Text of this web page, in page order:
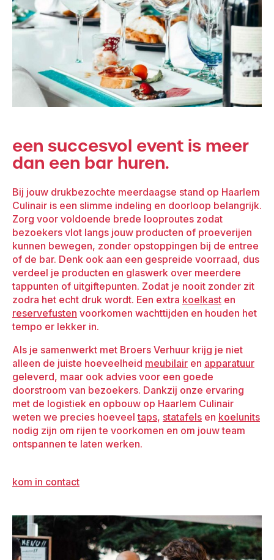
een succesvol event is meer
dan een bar huren.
Bij jouw drukbezochte meerdaagse stand op Haarlem
Culinair is een slimme indeling en doorloop belangrijk.
Zorg voor voldoende brede looproutes zodat
bezoekers vlot langs jouw producten of proeverijen
kunnen bewegen, zonder opstoppingen bij de entree
of de bar. Denk ook aan een gespreide voorraad, dus
verdeel je producten en glaswerk over meerdere
tappunten of uitgiftepunten. Zodat je nooit zonder zit
zodra het echt druk wordt. Een extra koelkast en
reservefusten voorkomen wachttijden en houden het
tempo er lekker in.
Als je samenwerkt met Broers Verhuur krijg je niet
alleen de juiste hoeveelheid meubilair en apparatuur
geleverd, maar ook advies voor een goede
doorstroom van bezoekers. Dankzij onze ervaring
met de logistiek en opbouw op Haarlem Culinair
weten we precies hoeveeltaps, statafels en koelunits
nodig zijn om rijen te voorkomen en om jouw team
ontspannen te laten werken.
kom in contact